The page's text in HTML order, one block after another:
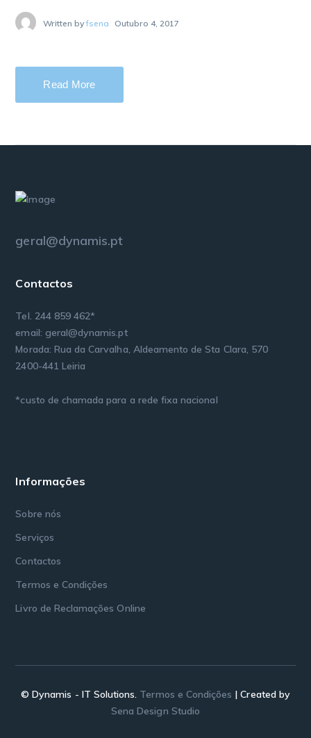
Written byfsena Outubro 4, 2017
Read More
geral@dynamis.pt
Contactos
Tel. 244 859 462*
email: geral@dynamis.pt
Morada: Rua da Carvalha, Aldeamento de Sta Clara, 570
2400-441 Leiria
*custo de chamada para a rede fixa nacional
Informações
Sobre nós
Serviços
Contactos
Termos e Condições
Livro de Reclamações Online
© Dynamis - IT Solutions. Termos e Condições | Created by
Sena Design Studio